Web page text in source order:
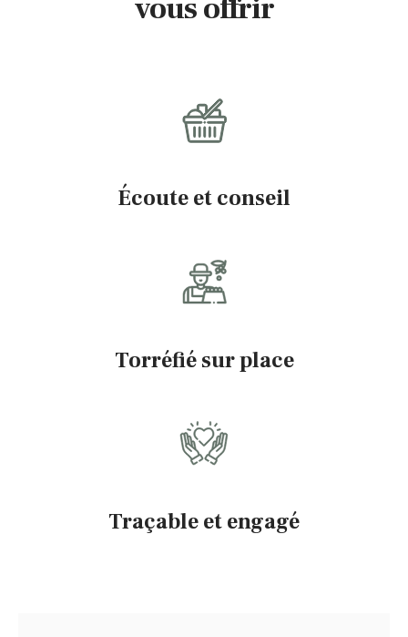
Écoute et conseil
Torréfié sur place
Traçable et engagé